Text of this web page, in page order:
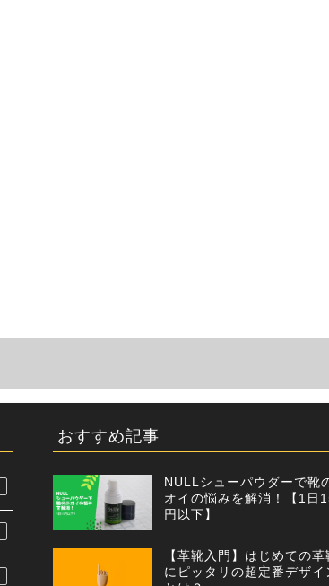
おすすめ記事
NULLシューパウダーで靴
オイの悩みを解消！【1日
円以下】
【革靴入門】はじめての革
にピッタリの超定番デザイ